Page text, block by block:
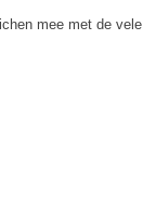
mee met de vele